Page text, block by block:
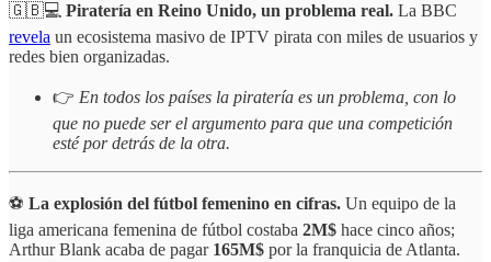
🇬🇧💻 Piratería en Reino Unido, un problema real. La BBC
revela un ecosistema masivo de IPTV pirata con miles de usuarios y
redes bien organizadas.
👉 En todos los países la piratería es un problema, con lo
que no puede ser el argumento para que una competición
esté por detrás de la otra.
⚽️ La explosión del fútbol femenino en cifras. Un equipo de la
liga americana femenina de fútbol costaba 2M$ hace cinco años;
Arthur Blank acaba de pagar 165M$ por la franquicia de Atlanta.